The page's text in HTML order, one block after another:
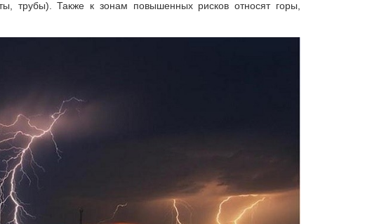
трубы). Также к зонам повышенных рисков относят горы,